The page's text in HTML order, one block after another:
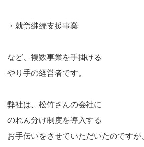
・就労継続支援事業
など、複数事業を手掛ける
やり手の経営者です。
弊社は、松竹さんの会社に
のれん分け制度を導入する
お手伝いをさせていただいたのですが、